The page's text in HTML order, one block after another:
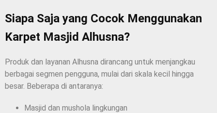
Siapa Saja yang Cocok Menggunakan
Karpet Masjid Alhusna?
Produk dan layanan Alhusna dirancang untuk menjangkau
berbagai segmen pengguna, mulai dari skala kecil hingga
besar. Beberapa di antaranya:
Masjid dan mushola lingkungan